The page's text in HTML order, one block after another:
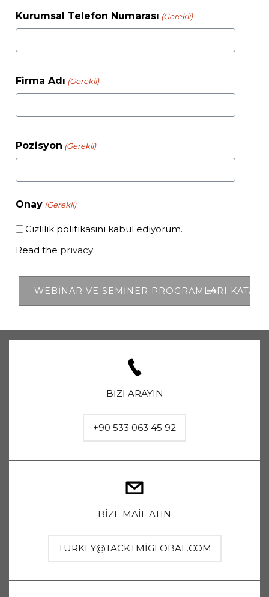
Kurumsal Telefon Numarası (Gerekli)
Firma Adı (Gerekli)
Pozisyon (Gerekli)
Onay (Gerekli)
Gizlilik politikasını kabul ediyorum.
Read the privacy
BİZİ ARAYIN
+90 533 063 45 92
BİZE MAİL ATIN
TURKEY@TACKTMIGLOBAL.COM